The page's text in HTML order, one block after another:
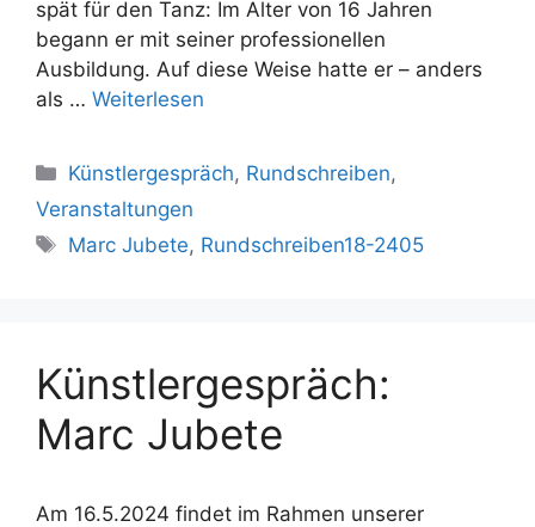
spät für den Tanz: Im Alter von 16 Jahren
begann er mit seiner professionellen
Ausbildung. Auf diese Weise hatte er – anders
als … Weiterlesen
Kategorien
Künstlergespräch, Rundschreiben,
Veranstaltungen
Schlagwörter
Marc Jubete, Rundschreiben18-2405
Künstlergespräch:
Marc Jubete
Am 16.5.2024 findet im Rahmen unserer